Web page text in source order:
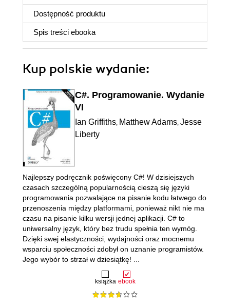
Dostępność produktu
Spis treści ebooka
Kup polskie wydanie:
C#. Programowanie. Wydanie
VI
Ian Griffiths, Matthew Adams, Jesse
Liberty
książka ebook
Najlepszy podręcznik poświęcony C#! W dzisiejszych
czasach szczególną popularnością cieszą się języki
programowania pozwalające na pisanie kodu łatwego do
przenoszenia między platformami, ponieważ nikt nie ma
czasu na pisanie kilku wersji jednej aplikacji. C# to
uniwersalny język, który bez trudu spełnia ten wymóg.
Dzięki swej elastyczności, wydajności oraz mocnemu
wsparciu społeczności zdobył on uznanie programistów.
Jego wybór to strzał w dziesiątkę! ...